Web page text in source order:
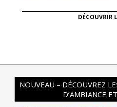
DÉCOUVRIR
NOUVEAU – DÉCOUVREZ
D’AMBIANCE